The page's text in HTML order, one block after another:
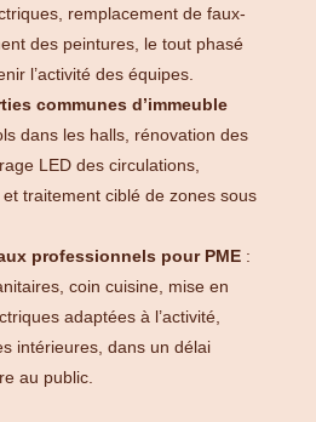
remplacement de faux-
des peintures, le tout phasé
l’activité des équipes.
communes d’immeuble
dans les halls, rénovation des
LED des circulations,
traitement ciblé de zones sous
professionnels pour PME :
coin cuisine, mise en
adaptées à l’activité,
intérieures, dans un délai
au public.